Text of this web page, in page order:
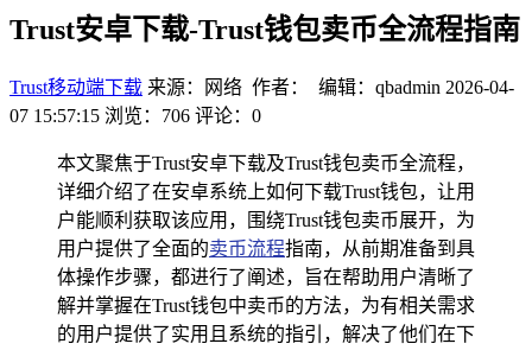
Trust安卓下载-Trust钱包卖币全流程指南
Trust移动端下载 来源：网络 作者： 编辑：qbadmin 2026-04-
07 15:57:15 浏览：706 评论：0
本文聚焦于Trust安卓下载及Trust钱包卖币全流程，
详细介绍了在安卓系统上如何下载Trust钱包，让用
户能顺利获取该应用，围绕Trust钱包卖币展开，为
用户提供了全面的卖币流程指南，从前期准备到具
体操作步骤，都进行了阐述，旨在帮助用户清晰了
解并掌握在Trust钱包中卖币的方法，为有相关需求
的用户提供了实用且系统的指引，解决了他们在下